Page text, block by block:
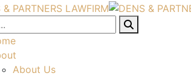
About Us